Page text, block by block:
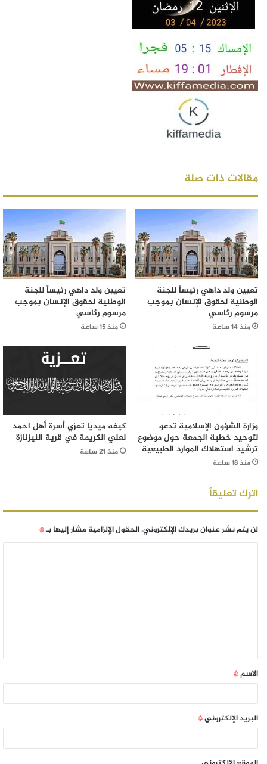
مقالات ذات صلة
تعيين ولد داهي رئيساً للجنة
الوطنية لحقوق الإنسان بموجب
مرسوم رئاسي
منذ 14 ساعة
تعيين ولد داهي رئيساً للجنة
الوطنية لحقوق الإنسان بموجب
مرسوم رئاسي
منذ 15 ساعة
وزارة الشؤون الإسلامية تدعو
لتوحيد خطبة الجمعة حول موضوع
ترشيد استهلاك الموارد الطبيعية
منذ 18 ساعة
كيفه ميديا تعزي أسرة أهل احمد
لعلي الكريمة في قرية النيزنازة
منذ 21 ساعة
اترك تعليقاً
لن يتم نشر عنوان بريدك الإلكتروني.الحقول الإلزامية مشار إليها بـ*
الاسم*
البريد الإلكتروني*